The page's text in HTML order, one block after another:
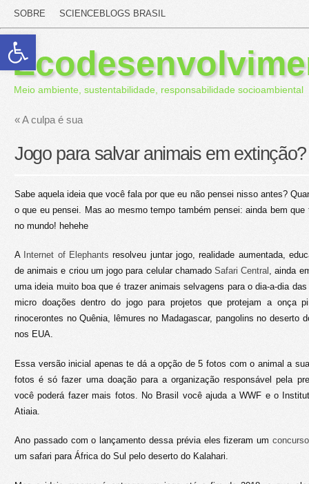
Abrir a barra de ferramentas
SOBRE SCIENCEBLOGS BRASIL
Meio ambiente, sustentabilidade, responsabilidade socioambiental
«A culpa é sua
Jogo para salvar animais em extinção?
Sabe aquela ideia que você fala por que eu não pensei nisso antes?
o que eu pensei. Mas ao mesmo tempo também pensei: ainda bem
no mundo! hehehe
A Internet of Elephants resolveu juntar jogo, realidade aumentada,
de animais e criou um jogo para celular chamado Safari Central , ainda
uma ideia muito boa que é trazer animais selvagens para o dia-a-dia
micro doações dentro do jogo para projetos que protejam a onça
rinocerontes no Quênia, lêmures no Madagascar, pangolins no deserto
nos EUA.
Essa versão inicial apenas te dá a opção de 5 fotos com o animal a
fotos é só fazer uma doação para a organização responsável pela
você poderá fazer mais fotos. No Brasil você ajuda a WWF e o
Atiaia.
Ano passado com o lançamento dessa prévia eles fizeram um
um safari para África do Sul pelo deserto do Kalahari.